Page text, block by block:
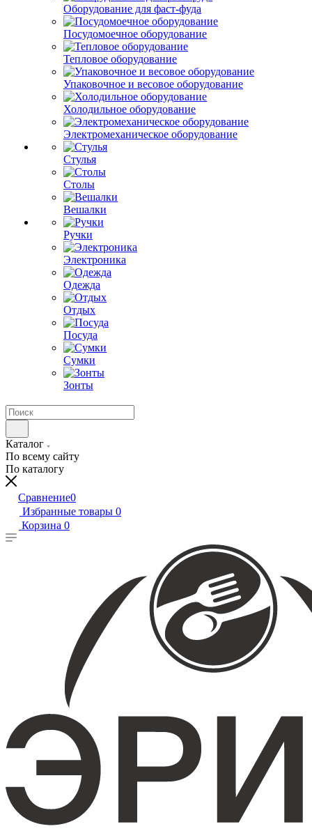
Оборудование для фаст-фуда
Посудомоечное оборудование
Тепловое оборудование
Упаковочное и весовое оборудование
Холодильное оборудование
Электромеханическое оборудование
Стулья
Столы
Вешалки
Ручки
Электроника
Одежда
Отдых
Посуда
Сумки
Зонты
Каталог
По всему сайту
По каталогу
Сравнение0
Избранные товары 0
Корзина 0